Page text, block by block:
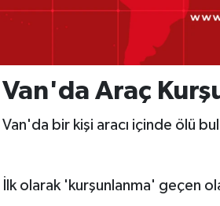
Van'da Araç
Van'da bir kişi aracı içinde ölü
İlk olarak 'kurşunlanma' geçen